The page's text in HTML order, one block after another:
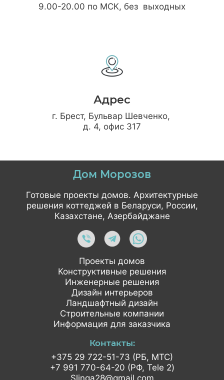
9.00-20.00 по МСК, без выходных
Адрес
г. Брест, Бульвар Шевченко,
д. 4, офис 317
Дом Морозов
Готовые проекты домов. Архитектурные
решения коттеджей в Беларуси, России,
Казахстане, Азербайджане
Проекты домов
Конструктивные решения
Инженерные решения
Дизайн интерьеров
Ландшафтный дизайн
Строительные компании
Информация для заказчика
Контакты:
+375 29 722-51-73 (РБ, МТС)
+7 991 770-64-20 (РФ, Tele 2)